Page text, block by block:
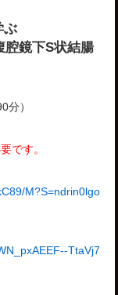
ぶ
腔鏡下S状結腸
分）
です。
M?S=ndrin0lgo
TtaVj7